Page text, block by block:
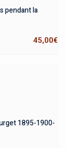
pendant la
45,00€
1895-1900-